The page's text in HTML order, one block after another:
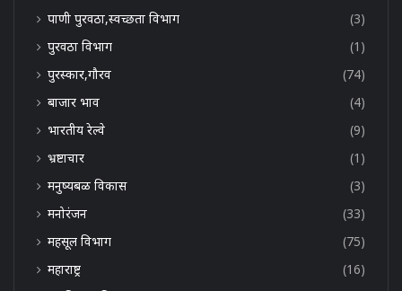
पाणी पुरवठा,स्वच्छता विभाग
(3)
पुरवठा विभाग
(1)
पुरस्कार,गौरव
(74)
बाजार भाव
(4)
भारतीय रेल्वे
(9)
भ्रष्टाचार
(1)
मनुष्यबळ विकास
(3)
मनोरंजन
(33)
महसूल विभाग
(75)
महाराष्ट्र
(16)